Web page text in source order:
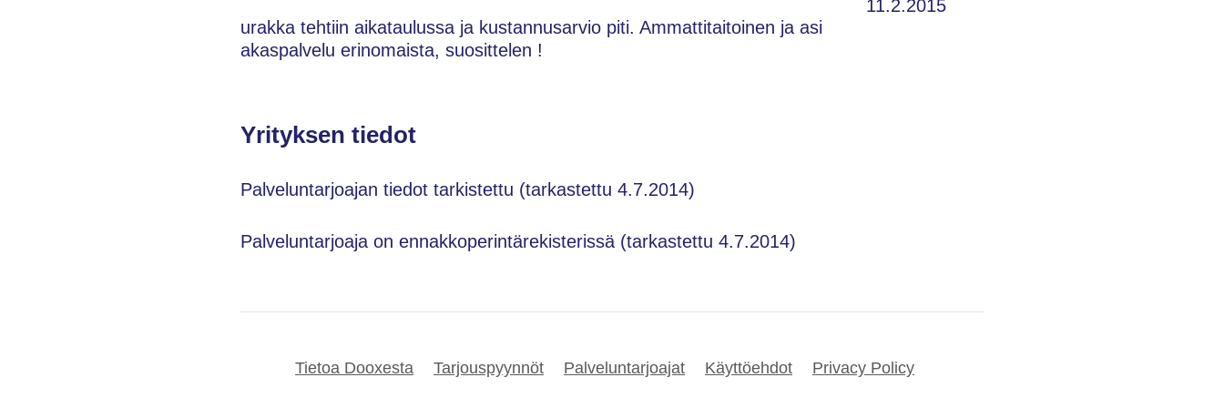
urakka tehtiin aikataulussa ja kustannusarvio piti. Ammattitaitoinen ja asi
akaspalvelu erinomaista, suosittelen !
11.2.2015
Yrityksen tiedot
Palveluntarjoajan tiedot tarkistettu (tarkastettu 4.7.2014)
Palveluntarjoaja on ennakkoperintärekisterissä (tarkastettu 4.7.2014)
Tietoa Dooxesta Tarjouspyynnöt Palveluntarjoajat Käyttöehdot Privacy Policy